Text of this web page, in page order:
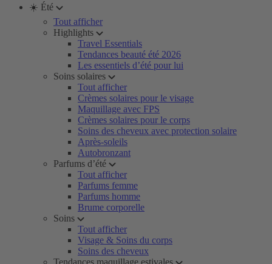
☀️ Été
Tout afficher
Highlights
Travel Essentials
Tendances beauté été 2026
Les essentiels d’été pour lui
Soins solaires
Tout afficher
Crèmes solaires pour le visage
Maquillage avec FPS
Crèmes solaires pour le corps
Soins des cheveux avec protection solaire
Après-soleils
Autobronzant
Parfums d’été
Tout afficher
Parfums femme
Parfums homme
Brume corporelle
Soins
Tout afficher
Visage & Soins du corps
Soins des cheveux
Tendances maquillage estivales